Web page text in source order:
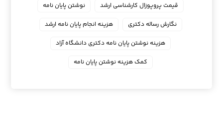
قیمت پروپوزال کارشناسی ارشد
نوشتن پایان نامه
نگارش رساله دکتری
هزینه انجام پایان نامه ارشد
هزینه نوشتن پایان نامه دکتری دانشگاه آزاد
کمک هزینه نوشتن پایان نامه